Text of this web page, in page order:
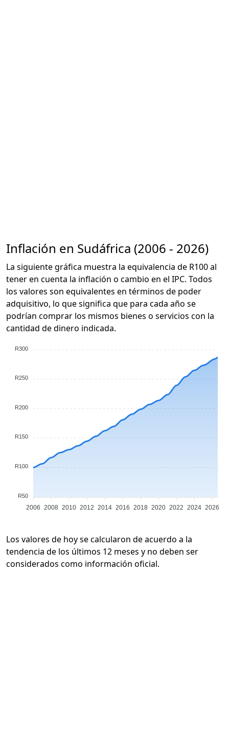
Inflación en Sudáfrica (2006 - 2026)
La siguiente gráfica muestra la equivalencia de R100 al
tener en cuenta la inflación o cambio en el IPC. Todos
los valores son equivalentes en términos de poder
adquisitivo, lo que significa que para cada año se
podrían comprar los mismos bienes o servicios con la
cantidad de dinero indicada.
R300
R250
R200
R150
R100
R50
2006 2008 2010 2012 2014 2016 2018 2020 2022 2024 2026
Los valores de hoy se calcularon de acuerdo a la
tendencia de los últimos 12 meses y no deben ser
considerados como información oficial.